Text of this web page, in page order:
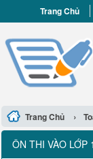
Trang Chủ
Trang Chủ ›
ÔN THI VÀO LỚP